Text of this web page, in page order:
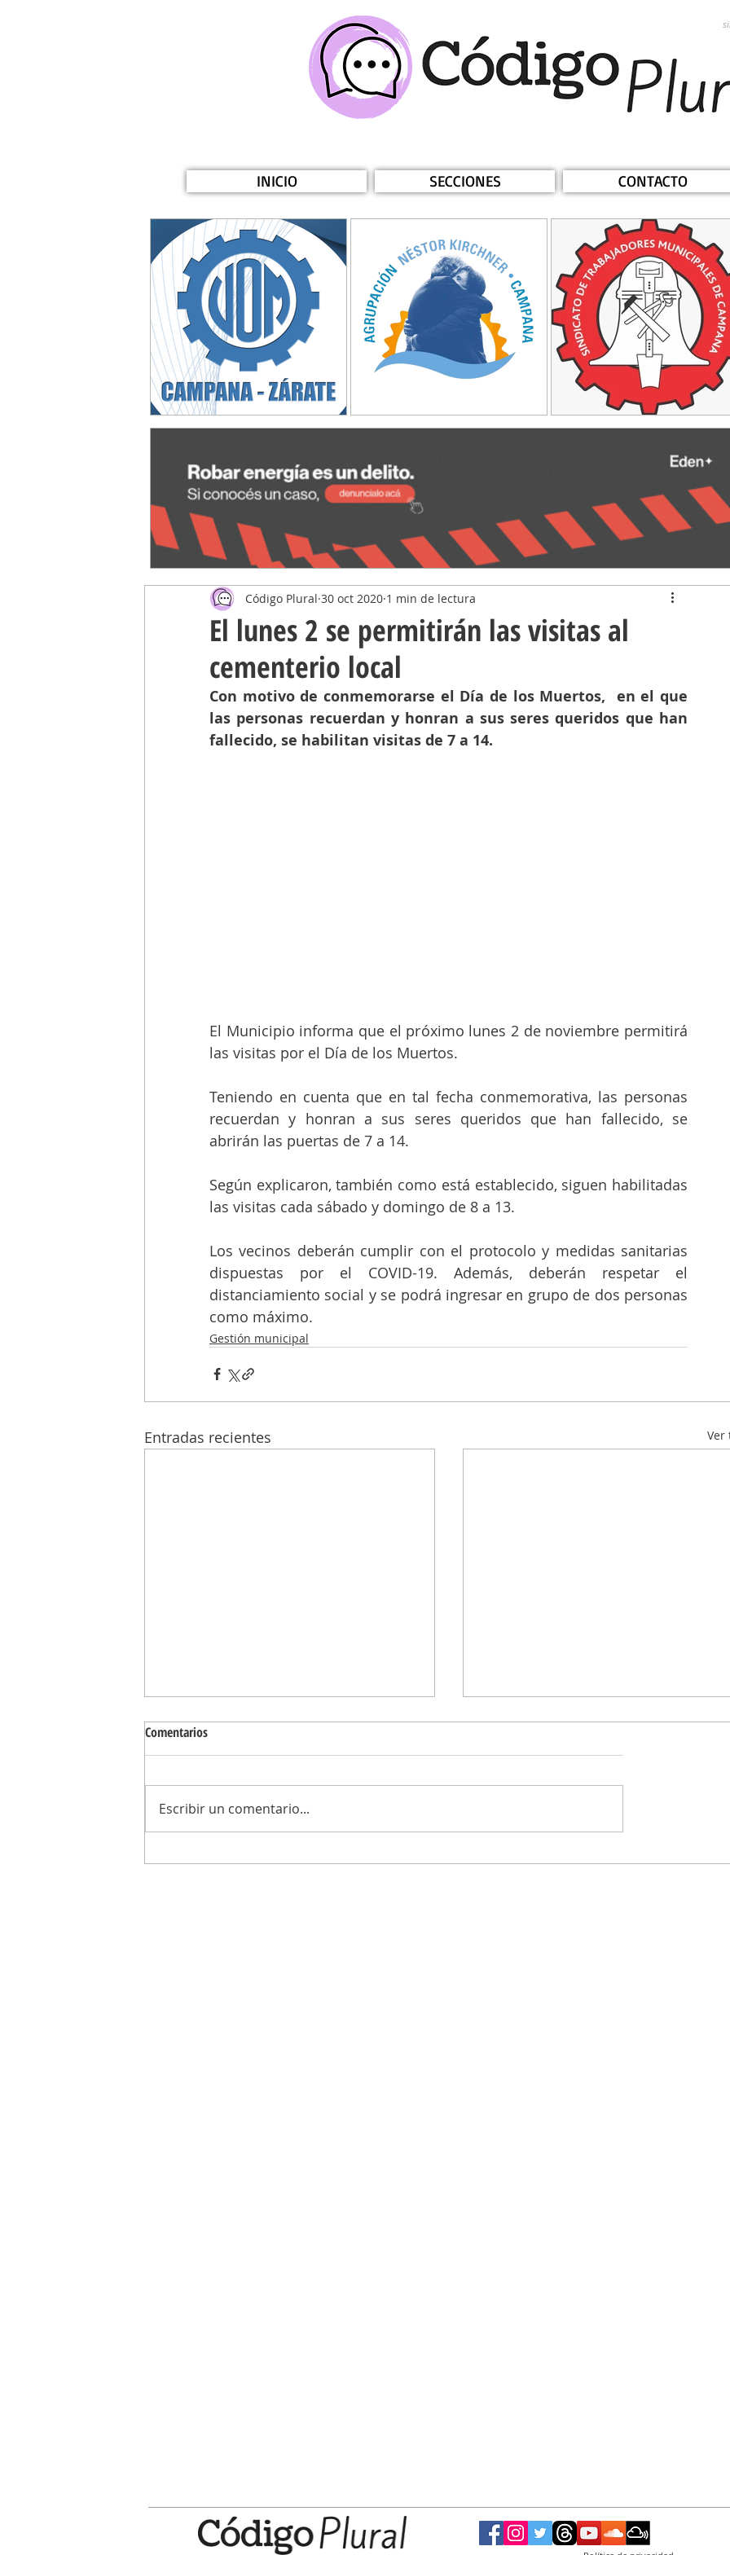
INICIO SECCIONES CONTACTO
El lunes 2 se permitirán las visitas al
cementerio local
Código Plural 30 oct 2020 1 min de lectura
Con motivo de conmemorarse el Día de los Muertos,  en el que
las personas recuerdan y honran a sus seres queridos que han
fallecido, se habilitan visitas de 7 a 14.
El Municipio informa que el próximo lunes 2 de noviembre permitirá
las visitas por el Día de los Muertos.
Teniendo en cuenta que en tal fecha conmemorativa, las personas
recuerdan y honran a sus seres queridos que han fallecido, se
abrirán las puertas de 7 a 14.
Según explicaron, también como está establecido, siguen habilitadas
las visitas cada sábado y domingo de 8 a 13.
Los vecinos deberán cumplir con el protocolo y medidas sanitarias
dispuestas por el COVID-19. Además, deberán respetar el
distanciamiento social y se podrá ingresar en grupo de dos personas
como máximo.
Gestión municipal
Entradas recientes Ver
Comentarios
Escribir un comentario...